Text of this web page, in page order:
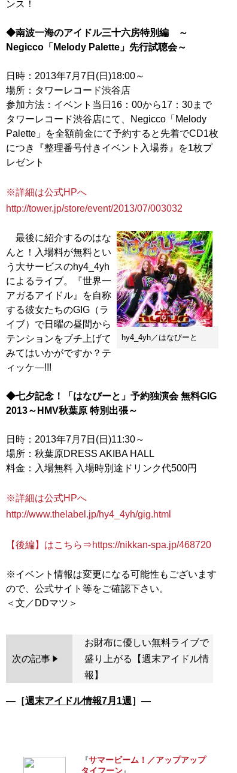
ンス！
◆南波一海のアイドル三十六房特別編 ～
Negicco「Melody Palette」先行試聴会～
日時：2013年7月7日(日)18:00～
場所：タワーレコード渋谷店
参加方法：イベント当日16：00から17：30まで
タワーレコード渋谷店にて、Negicco「Melody
Palette」を全額前金にて予約すると先着でCD1枚
につき『整理番号付きイベント入場券』を1枚プ
レゼント
※詳細は公式HPへ
http://tower.jp/store/event/2013/07/003032
hy4_4yh／はなびーと
最後に紹介するのはな
んと！入場料が無料とい
う大サービスのhy4_4yh
によるライブ。『世界一
アガるアイドル』を自称
する彼女たちのGIG（ラ
イブ）で日曜の昼間から
テンションをブチ上げて
みてはいかがですか？テ
ィッケ―!!!
◆七夕記念！「はなびーと」予約独演会 無料GIG
2013～HMV秋葉原 特別出張～
日時：2013年7月7日(日)11:30～
場所：秋葉原DRESS AKIBA HALL
料金：入場無料 入場時別途ドリンク代500円
※詳細は公式HPへ
http://www.thelabel.jp/hy4_4yh/gig.html
【後編】はこちら⇒https://nikkan-spa.jp/468720
※イベント情報は変更になる可能性もございます
ので、公式サイト等をご確認下さい。
次の記事
お財布に優しい無料ライブで
盛り上がる【週末アイドル情
報】
―［週末アイドル情報7月1週］―
『サマービーム！／アップアップ
タイフーン』